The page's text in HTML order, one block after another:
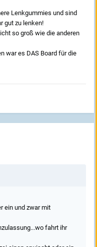
Lenkgummies und sind
gut zu lenken!
so groß wie die anderen
war es DAS Board für die
ein und zwar mit
fahrt ihr